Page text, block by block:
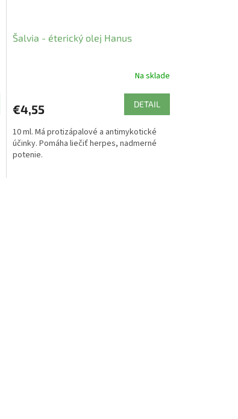
Šalvia - éterický olej Hanus
Na sklade
€4,55 DETAIL
10 ml. Má protizápalové a antimykotické
účinky. Pomáha liečiť herpes, nadmerné
potenie.